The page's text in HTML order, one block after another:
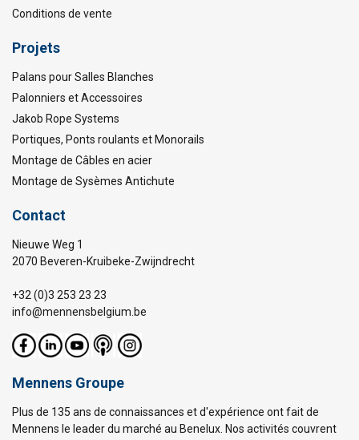
Conditions de vente
Projets
Palans pour Salles Blanches
Palonniers et Accessoires
Jakob Rope Systems
Portiques, Ponts roulants et Monorails
Montage de Câbles en acier
Montage de Sysèmes Antichute
Contact
Nieuwe Weg 1
2070 Beveren-Kruibeke-Zwijndrecht
+32 (0)3 253 23 23
info@mennensbelgium.be
Mennens Groupe
Plus de 135 ans de connaissances et d'expérience ont fait de
Mennens le leader du marché au Benelux. Nos activités couvrent